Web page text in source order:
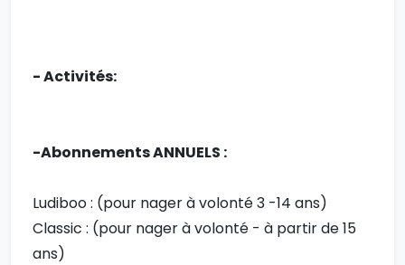
- Activités:
-Abonnements ANNUELS :
Ludiboo : (pour nager à volonté 3 -14 ans)
Classic : (pour nager à volonté - à partir de 15
ans)